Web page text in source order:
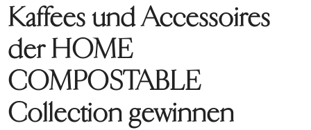
Kaffees und Accessoires
der HOME
COMPOSTABLE
Collection gewinnen